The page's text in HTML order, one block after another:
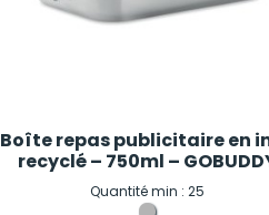
Boîte repas publicitaire en
recyclé – 750ml –
Quantité min : 25